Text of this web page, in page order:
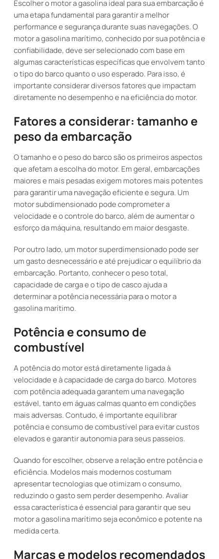
Escolher o motor a gasolina ideal para sua embarcação é
uma etapa fundamental para garantir a melhor
performance e segurança durante suas navegações. O
motor a gasolina marítimo, conhecido por sua potência e
confiabilidade, deve ser selecionado com base em
algumas características específicas que envolvem tanto
o tipo do barco quanto o uso esperado. Para isso, é
importante considerar diversos fatores que impactam
diretamente no desempenho e na eficiência do motor.
Fatores a considerar: tamanho e
peso da embarcação
O tamanho e o peso do barco são os primeiros aspectos
que afetam a escolha do motor. Em geral, embarcações
maiores e mais pesadas exigem motores mais potentes
para garantir uma navegação eficiente e segura. Um
motor subdimensionado pode comprometer a
velocidade e o controle do barco, além de aumentar o
esforço da máquina, resultando em maior desgaste.
Por outro lado, um motor superdimensionado pode ser
um gasto desnecessário e até prejudicar o equilíbrio da
embarcação. Portanto, conhecer o peso total,
capacidade de carga e o tipo de casco ajuda a
determinar a potência necessária para o motor a
gasolina marítimo.
Potência e consumo de
combustível
A potência do motor está diretamente ligada à
velocidade e à capacidade de carga do barco. Motores
com potência adequada garantem uma navegação
estável, tanto em águas calmas quanto em condições
mais adversas. Contudo, é importante equilibrar
potência e consumo de combustível para evitar custos
elevados e garantir autonomia para seus passeios.
Quando for escolher, observe a relação entre potência e
eficiência. Modelos mais modernos costumam
apresentar tecnologias que otimizam o consumo,
reduzindo o gasto sem perder desempenho. Avaliar
essa característica é essencial para garantir que seu
motor a gasolina marítimo seja econômico e potente na
medida certa.
Marcas e modelos recomendados